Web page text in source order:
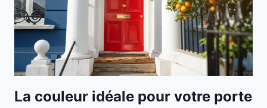
La couleur idéale pour votre porte